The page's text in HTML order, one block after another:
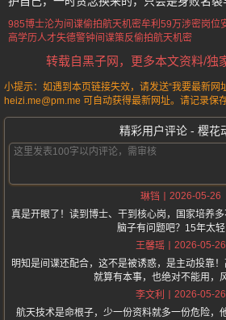
985博士沦为间谍偷拍航天机密牟利59万涉密岗位
高学历人才失德警钟间谍策反偷拍航天机密
转载自黑子网，更多本文资料/独
小提示：如遇到本页链接失效，请发送“我要最新网
heizi.me@pm.me 可自动获得最新网址。请记录保
精彩用户评论 - 樱花
琳铛
2026-05-26
真是开眼了！读到博士、干到核心岗，国家培养多
脑子有问题吧？15年太轻
王馨瑶
2026-05-26
明知是间谍还配合，这不是被诱惑，是主动投靠
就算有本事，也绝对不能用，
李文利
2026-05-26
航天技术是命根子，少一份资料就多一份危险，